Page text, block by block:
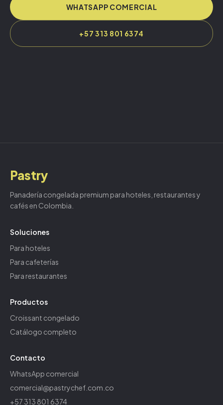
WHATSAPP COMERCIAL
+57 313 801 6374
Pastry
Panadería congelada premium para hoteles, restaurantes y
cafés en Colombia.
Soluciones
Para hoteles
Para cafeterías
Para restaurantes
Productos
Croissant congelado
Catálogo completo
Contacto
WhatsApp comercial
comercial@pastrychef.com.co
+57 313 801 6374